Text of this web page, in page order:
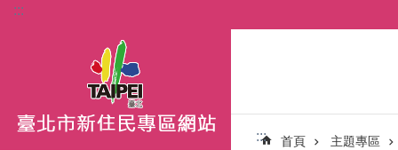
跳到主要內容區塊
:::
::: 首頁 主題專區